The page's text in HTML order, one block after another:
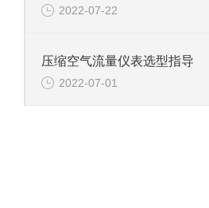
2022-07-22
压缩空气流量仪表选型指导
2022-07-01